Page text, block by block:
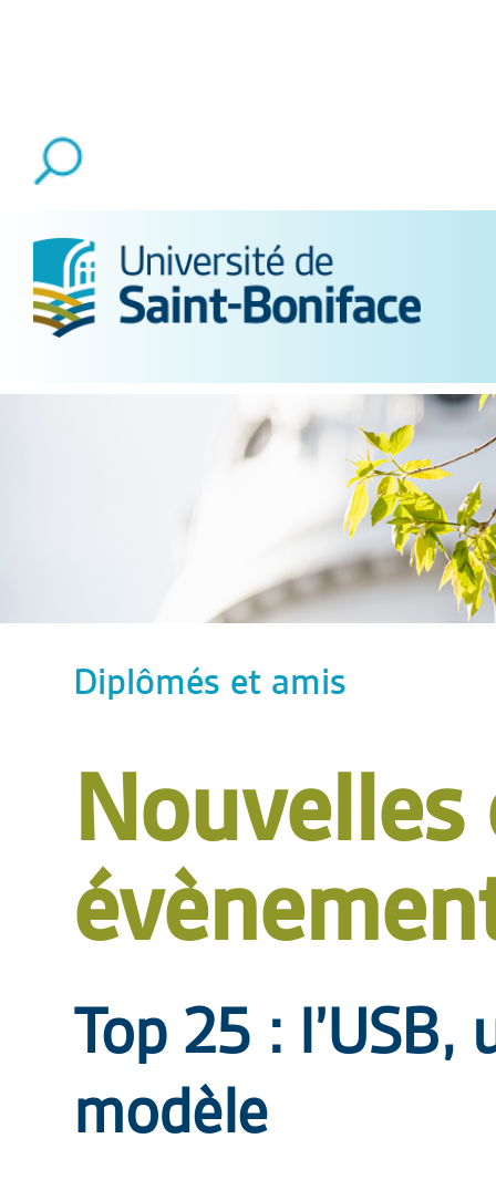
Diplômés et amis
Nouvelles
Top 25 : l’USB,
modèle